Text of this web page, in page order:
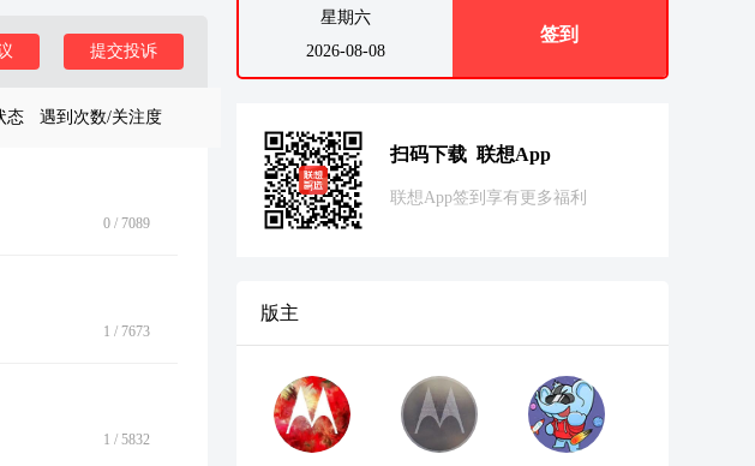
提交投诉
态 遇到次数/关注度
0 / 7089
1 / 7673
1 / 5832
星期六
2026-08-08
签到
扫码下载 联想App
联想App签到享有更多福利
版主